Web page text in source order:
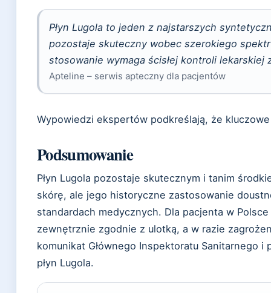
Płyn Lugola to jeden z najstarszych
pozostaje skuteczny wobec szerokiego
stosowanie wymaga ścisłej kontroli lekarskiej
Apteline – serwis apteczny dla pacjentów
Wypowiedzi ekspertów podkreślają, że
Podsumowanie
Płyn Lugola pozostaje skutecznym i tanim
skórę, ale jego historyczne zastosowanie
standardach medycznych. Dla pacjenta w
zewnętrznie zgodnie z ulotką, a w razie
komunikat Głównego Inspektoratu Sanitarnego
płyn Lugola.